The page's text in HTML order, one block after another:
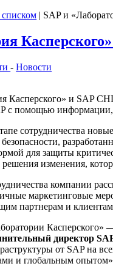
| SAP и
-Новости
Касперского» и SAP
с помощью информации,
сотрудничества
безопасности,
для защиты
изменения,
компании
маркетинговые
партнерам и
директор
от SAP на
и глобальным